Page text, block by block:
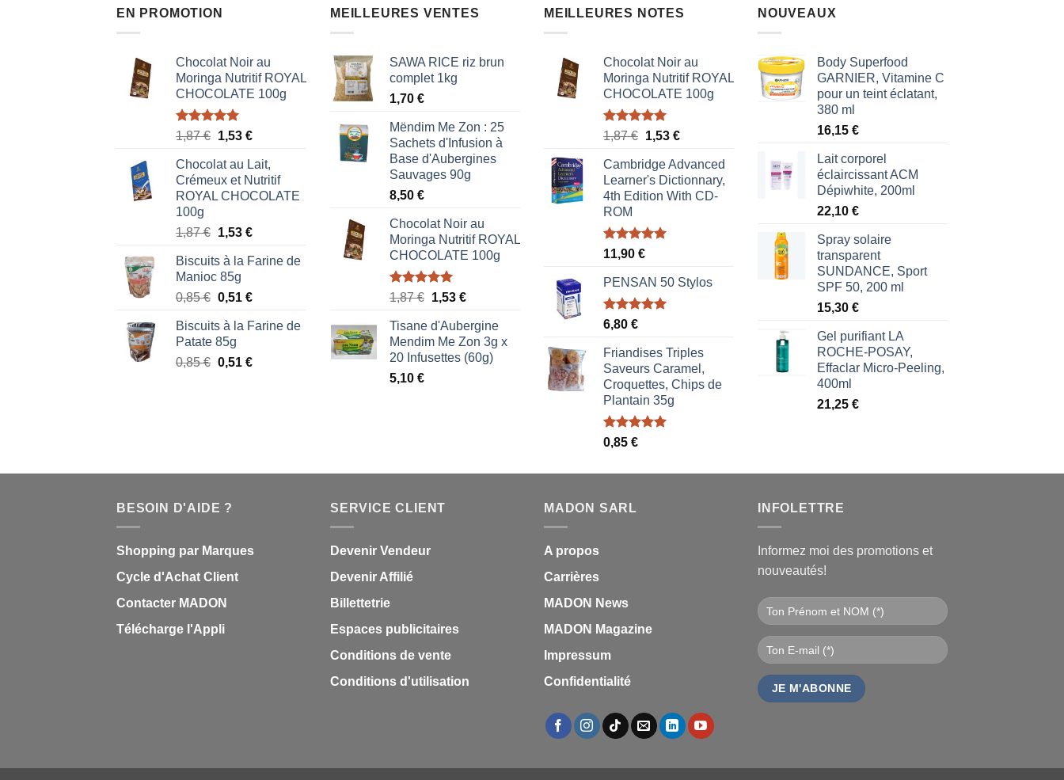
EN PROMOTION
Chocolat Noir au
Moringa Nutritif ROYAL
CHOCOLATE 100g
Note5.00
1,87€ Le
initial
était :
1,87 €.
1,53 €Le
actuel
est :
1,53 €.
Chocolat au Lait,
Crémeux et Nutritif
ROYAL CHOCOLATE
100g
1,87€ Le
initial
était :
1,87 €.
1,53 €Le
actuel
1,53 €.
Biscuits à la Farine de
Manioc 85g
0,85€ Le
initial
était :
0,85 €.
0,51 €Le
actuel
0,51 €.
Biscuits à la Farine de
Patate 85g
0,85€ Le
0,51 €Le
MEILLEURES VENTES
SAWA RICE riz brun
complet 1kg
1,70 €
Mëndim Me Zon : 25
Sachets d'Infusion à
Base d'Aubergines
Sauvages 90g
8,50 €
Chocolat Noir au
Moringa Nutritif ROYAL
CHOCOLATE 100g
Note5.00
1,87€ Le
initial
était :
1,87 €.
1,53 €Le
actuel
est :
1,53 €.
Tisane d'Aubergine
Mendim Me Zon 3g x
20 Infusettes (60g)
5,10 €
MEILLEURES NOTES
Chocolat Noir au
Moringa Nutritif ROYAL
CHOCOLATE 100g
Note5.00
1,87€ Le
initial
était :
1,87 €.
1,53 €Le
actuel
est :
1,53 €.
Cambridge Advanced
Learner's Dictionnary,
4th Edition With CD-
ROM
Note5.00
11,90 €
PENSAN 50 Stylos
Note5.00
6,80 €
Friandises Triples
Saveurs Caramel,
Croquettes, Chips de
Plantain 35g
Note5.00
0,85 €
NOUVEAUX
Body Superfood
GARNIER, Vitamine C
pour un teint éclatant,
380 ml
16,15 €
Lait corporel
éclaircissant ACM
Dépiwhite, 200ml
22,10 €
Spray solaire
transparent
SUNDANCE, Sport
SPF 50, 200 ml
15,30 €
Gel purifiant LA
ROCHE-POSAY,
Effaclar Micro-Peeling,
400ml
21,25 €
BESOIN D'AIDE ?
Shopping par Marques
Cycle d'Achat Client
Contacter MADON
Télécharge l'Appli
SERVICE CLIENT
Devenir Vendeur
Devenir Affilié
Billettetrie
Espaces publicitaires
Conditions de vente
Conditions d'utilisation
MADON SARL
A propos
Carrières
MADON News
MADON Magazine
Impressum
Confidentialité
INFOLETTRE
Informez moi des promotions et
nouveautés!